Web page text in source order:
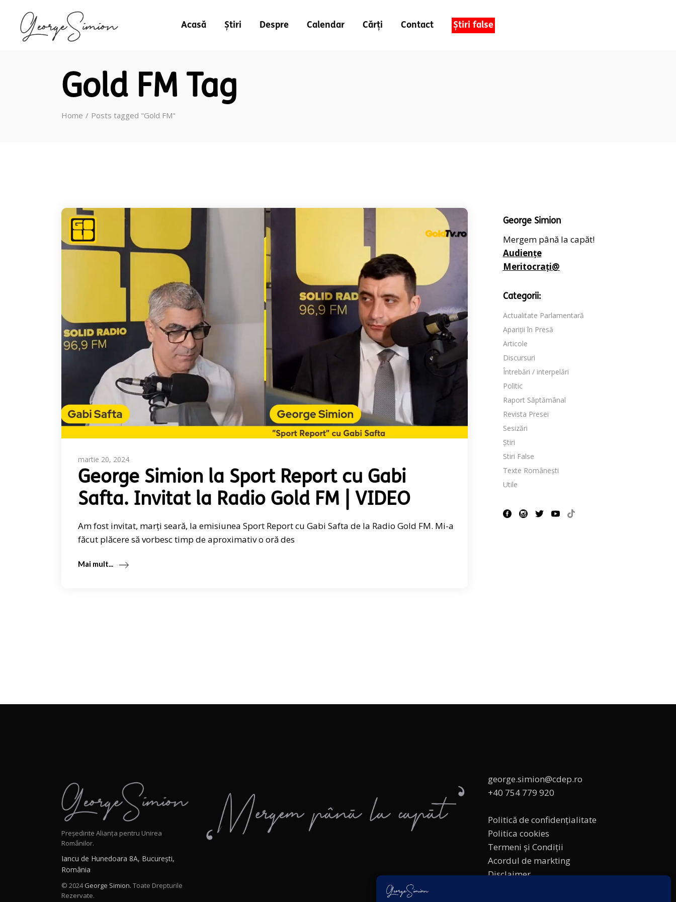
Acasă Știri Despre Calendar Cărți Contact Știri false
Gold FM Tag
Home Posts tagged "Gold FM"
martie 20, 2024
George Simion la Sport Report cu Gabi
Safta. Invitat la Radio Gold FM | VIDEO
Am fost invitat, marți seară, la emisiunea Sport Report cu Gabi Safta de la Radio Gold FM. Mi-a
făcut plăcere să vorbesc timp de aproximativ o oră des
Mai mult...
George Simion
Mergem până la capăt!
Audiențe
Meritocrați@
Categorii:
Actualitate Parlamentară
Apariții în Presă
Articole
Discursuri
Întrebări / interpelări
Politic
Raport Săptămânal
Revista Presei
Sesizări
Știri
Stiri False
Texte Românești
Utile
Președinte Alianța pentru Unirea
Românilor.
Iancu de Hunedoara 8A, București,
România
© 2024George Simion. Toate Drepturile
Rezervate.
george.simion@cdep.ro
+40 754 779 920
Politică de confidențialitate
Politica cookies
Termeni și Condiții
Acordul de markting
Disclaimer